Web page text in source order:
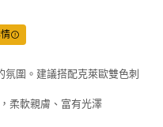
圍。建議搭配克萊歐雙色刺
柔軟親膚、富有光澤